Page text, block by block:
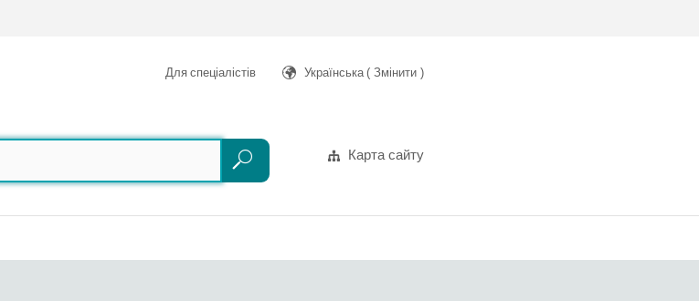
Для спеціалістів Українська ( Змінити )
Пошук
Пошук
Карта сайту